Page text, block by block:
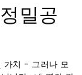
밀공
가치 - 그러나 모